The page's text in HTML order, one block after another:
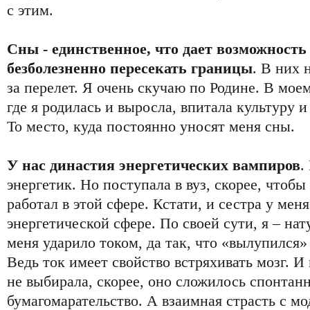
с этим.
Сны - единственное, что дает возможность
безболезненно пересекать границы. В них
за перелет. Я очень скучаю по Родине. В
где я родилась и выросла, впитала культуру
То место, куда постоянно уносят меня сны.
У нас династия энергетических вампиров.
энергетик. Но поступала в вуз, скорее,
работал в этой сфере. Кстати, и сестра у
энергетической сфере. По своей сути, я –
меня ударило током, да так, что
Ведь ток имеет свойство встряхивать мозг.
не выбирала, скорее, оно сложилось
бумагомарательство. А взаимная страсть с